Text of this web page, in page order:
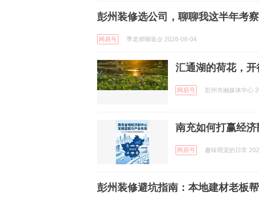
彭州装修选公司，聊聊我这半年考
网易号 季老师聊装企 2026-08-04
汇通湖的荷花，开
网易号 彭州市融媒体中心
南充如何打赢经济
网易号 趣味萌宠的日常
彭州装修避坑指南：本地建材老板